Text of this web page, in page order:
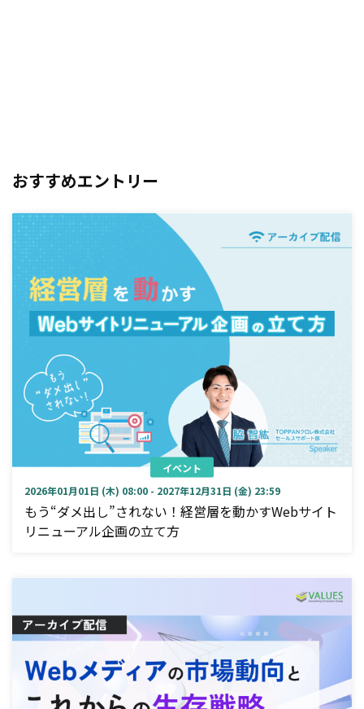
おすすめエントリー
イベント
2026年01月01日 (木) 08:00 - 2027年12月31日 (金) 23:59
もう“ダメ出し”されない！経営層を動かすWebサイト
リニューアル企画の立て方